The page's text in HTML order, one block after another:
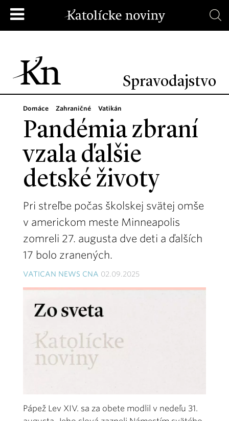
Spravodajstvo
Domáce Zahraničné Vatikán
Pandémia zbraní
vzala ďalšie
detské životy
Pri streľbe počas školskej svätej omše
v americkom meste Minneapolis
zomreli 27. augusta dve deti a ďalších
17 bolo zranených.
VATICAN NEWS CNA 02.09.2025
Pápež Lev XIV. sa za obete modlil v nedeľu 31.